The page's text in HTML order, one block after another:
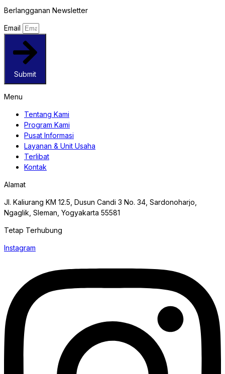
Berlangganan Newsletter
Email
Submit
Menu
Tentang Kami
Program Kami
Pusat Informasi
Layanan & Unit Usaha
Terlibat
Kontak
Alamat
Jl. Kaliurang KM 12.5, Dusun Candi 3 No. 34, Sardonoharjo,
Ngaglik, Sleman, Yogyakarta 55581
Tetap Terhubung
Instagram